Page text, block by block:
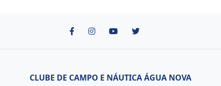
CLUBE DE CAMPO E NÁUTICA ÁGUA NOVA